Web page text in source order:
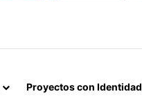
Proyectos con Identidad